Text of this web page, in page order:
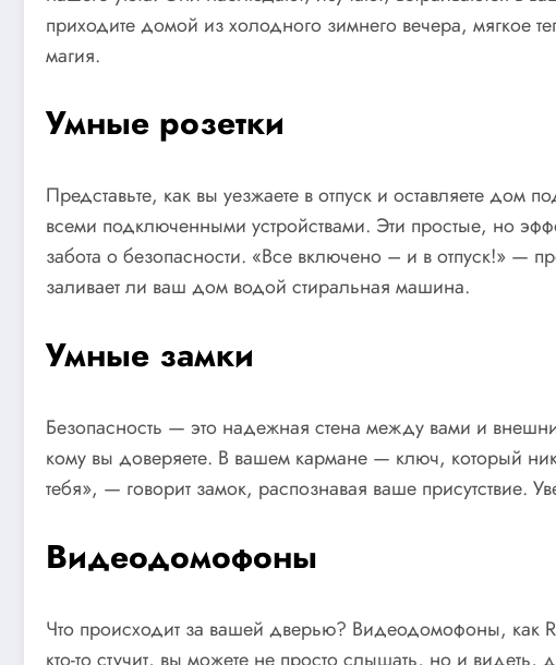
приходите домой из холодного зимнего вечера, мягкое
магия.
Умные розетки
Представьте, как вы уезжаете в отпуск и оставляете
всеми подключенными устройствами. Эти простые, но
забота о безопасности. «Все включено – и в отпуск!» —
заливает ли ваш дом водой стиральная машина.
Умные замки
Безопасность — это надежная стена между вами и
кому вы доверяете. В вашем кармане — ключ, который
тебя», — говорит замок, распознавая ваше присутствие.
Видеодомофоны
Что происходит за вашей дверью? Видеодомофоны, как
кто-то стучит, вы можете не просто слышать, но и